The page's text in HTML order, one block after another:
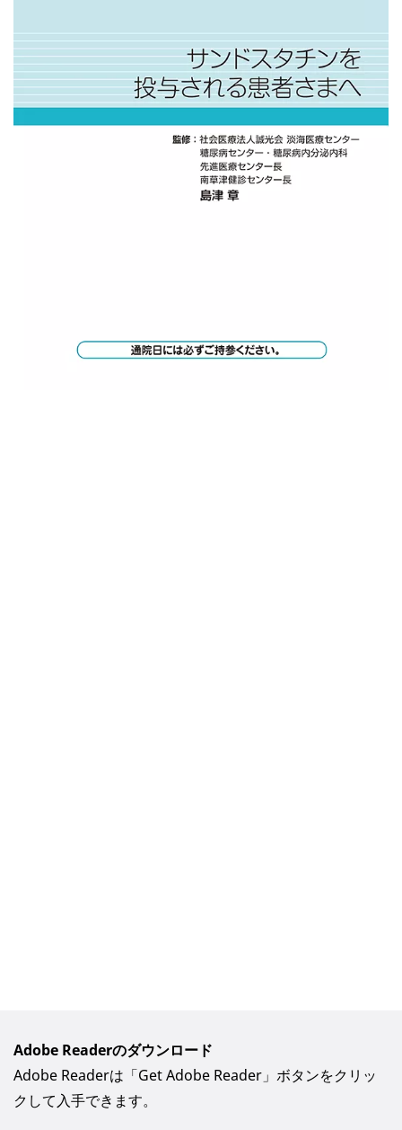
Adobe Readerのダウンロード
Adobe Readerは「Get Adobe Reader」ボタンをクリッ
クして入手できます。